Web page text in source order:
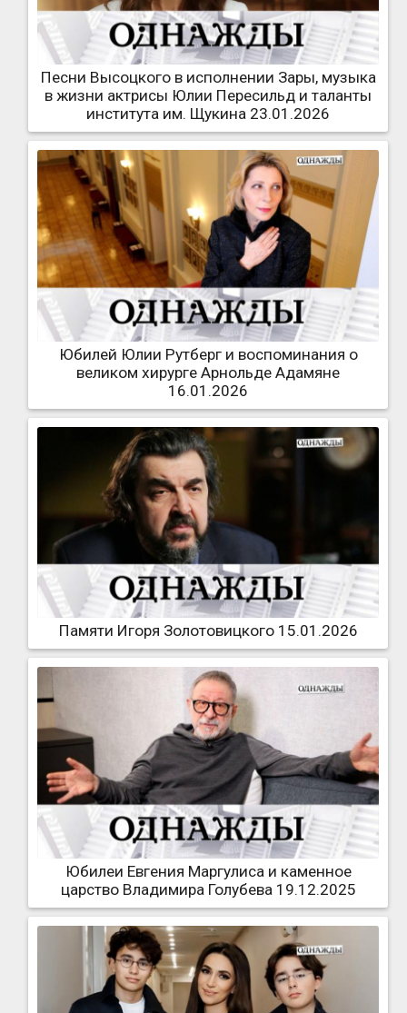
Песни Высоцкого в исполнении Зары, музыка
в жизни актрисы Юлии Пересильд и таланты
института им. Щукина 23.01.2026
Юбилей Юлии Рутберг и воспоминания о
великом хирурге Арнольде Адамяне
16.01.2026
Памяти Игоря Золотовицкого 15.01.2026
Юбилеи Евгения Маргулиса и каменное
царство Владимира Голубева 19.12.2025